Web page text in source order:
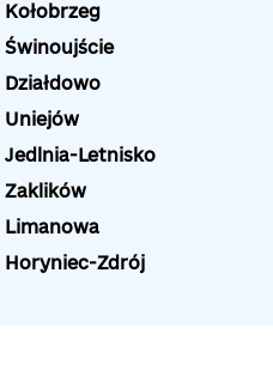
Kołobrzeg
Świnoujście
Działdowo
Uniejów
Jedlnia-Letnisko
Zaklików
Limanowa
Horyniec-Zdrój